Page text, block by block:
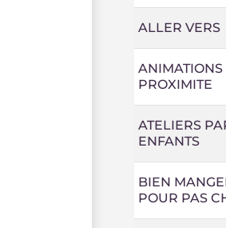
ALLER VERS
ANIMATIONS
PROXIMITE
ATELIERS
ENFANTS
BIEN
POUR PAS